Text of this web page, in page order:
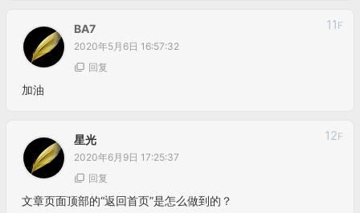
BA7
2020年5月6日 16:57:32
11 F
回复
加油
星光
2020年6月9日 17:25:37
12F
回复
文章页面顶部的“返回首页”是怎么做到的？